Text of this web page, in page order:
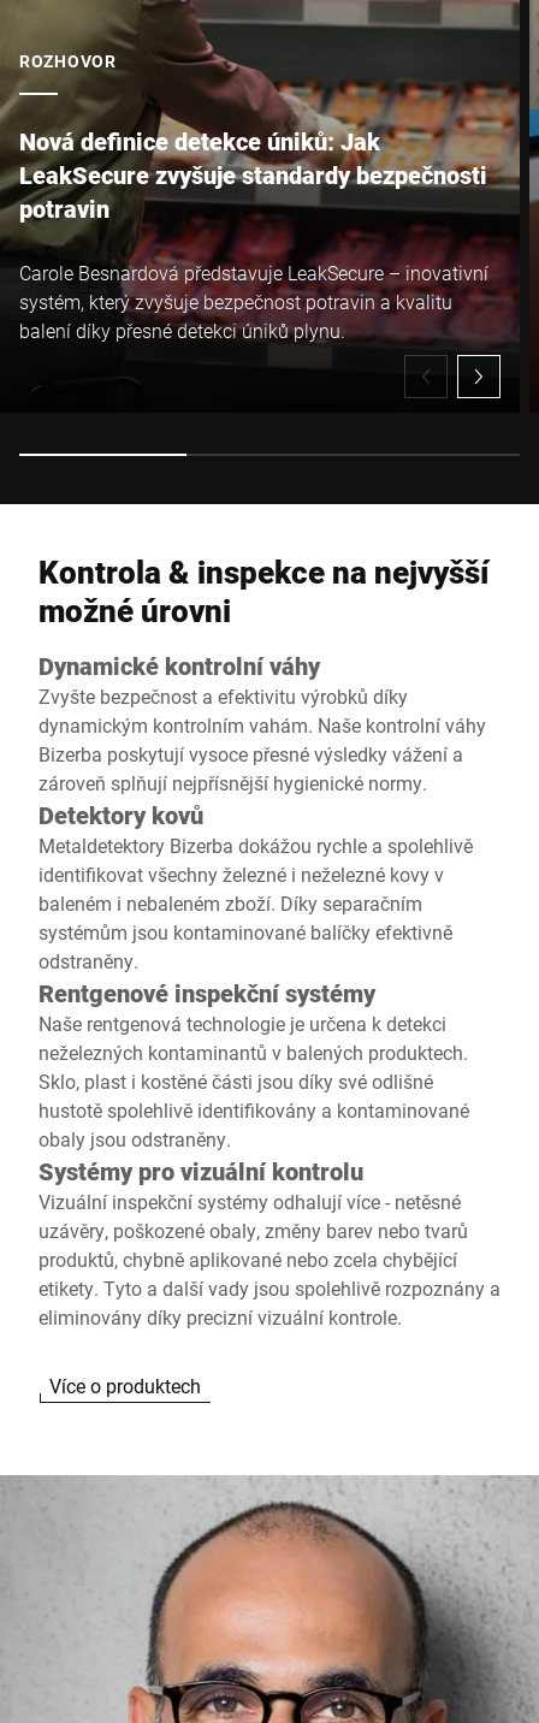
ROZHOVOR
Nová definice detekce úniků: Jak
LeakSecure zvyšuje standardy bezpečnosti
potravin
Carole Besnardová představuje LeakSecure – inovativní
systém, který zvyšuje bezpečnost potravin a kvalitu
balení díky přesné detekci úniků plynu.
Kontrola & inspekce na nejvyšší
možné úrovni
Dynamické kontrolní váhy
Zvyšte bezpečnost a efektivitu výrobků díky
dynamickým kontrolním vahám. Naše kontrolní váhy
Bizerba poskytují vysoce přesné výsledky vážení a
zároveň splňují nejpřísnější hygienické normy.
Detektory kovů
Metaldetektory Bizerba dokážou rychle a spolehlivě
identifikovat všechny železné i neželezné kovy v
baleném i nebaleném zboží. Díky separačním
systémům jsou kontaminované balíčky efektivně
odstraněny.
Rentgenové inspekční systémy
Naše rentgenová technologie je určena k detekci
neželezných kontaminantů v balených produktech.
Sklo, plast i kostěné části jsou díky své odlišné
hustotě spolehlivě identifikovány a kontaminované
obaly jsou odstraněny.
Systémy pro vizuální kontrolu
Vizuální inspekční systémy odhalují více - netěsné
uzávěry, poškozené obaly, změny barev nebo tvarů
produktů, chybně aplikované nebo zcela chybějící
etikety. Tyto a další vady jsou spolehlivě rozpoznány a
eliminovány díky precizní vizuální kontrole.
Více o produktech